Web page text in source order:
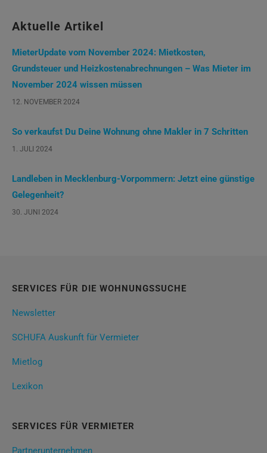
Aktuelle Artikel
MieterUpdate vom November 2024: Mietkosten,
Grundsteuer und Heizkostenabrechnungen – Was Mieter im
November 2024 wissen müssen
12. NOVEMBER 2024
So verkaufst Du Deine Wohnung ohne Makler in 7 Schritten
1. JULI 2024
Landleben in Mecklenburg-Vorpommern: Jetzt eine günstige
Gelegenheit?
30. JUNI 2024
SERVICES FÜR DIE WOHNUNGSSUCHE
Newsletter
SCHUFA Auskunft für Vermieter
Mietlog
Lexikon
SERVICES FÜR VERMIETER
Partnerunternehmen